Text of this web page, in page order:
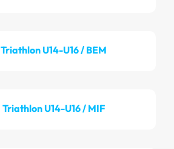
Triathlon U14-U16 / BEM
Triathlon U14-U16 / MIF